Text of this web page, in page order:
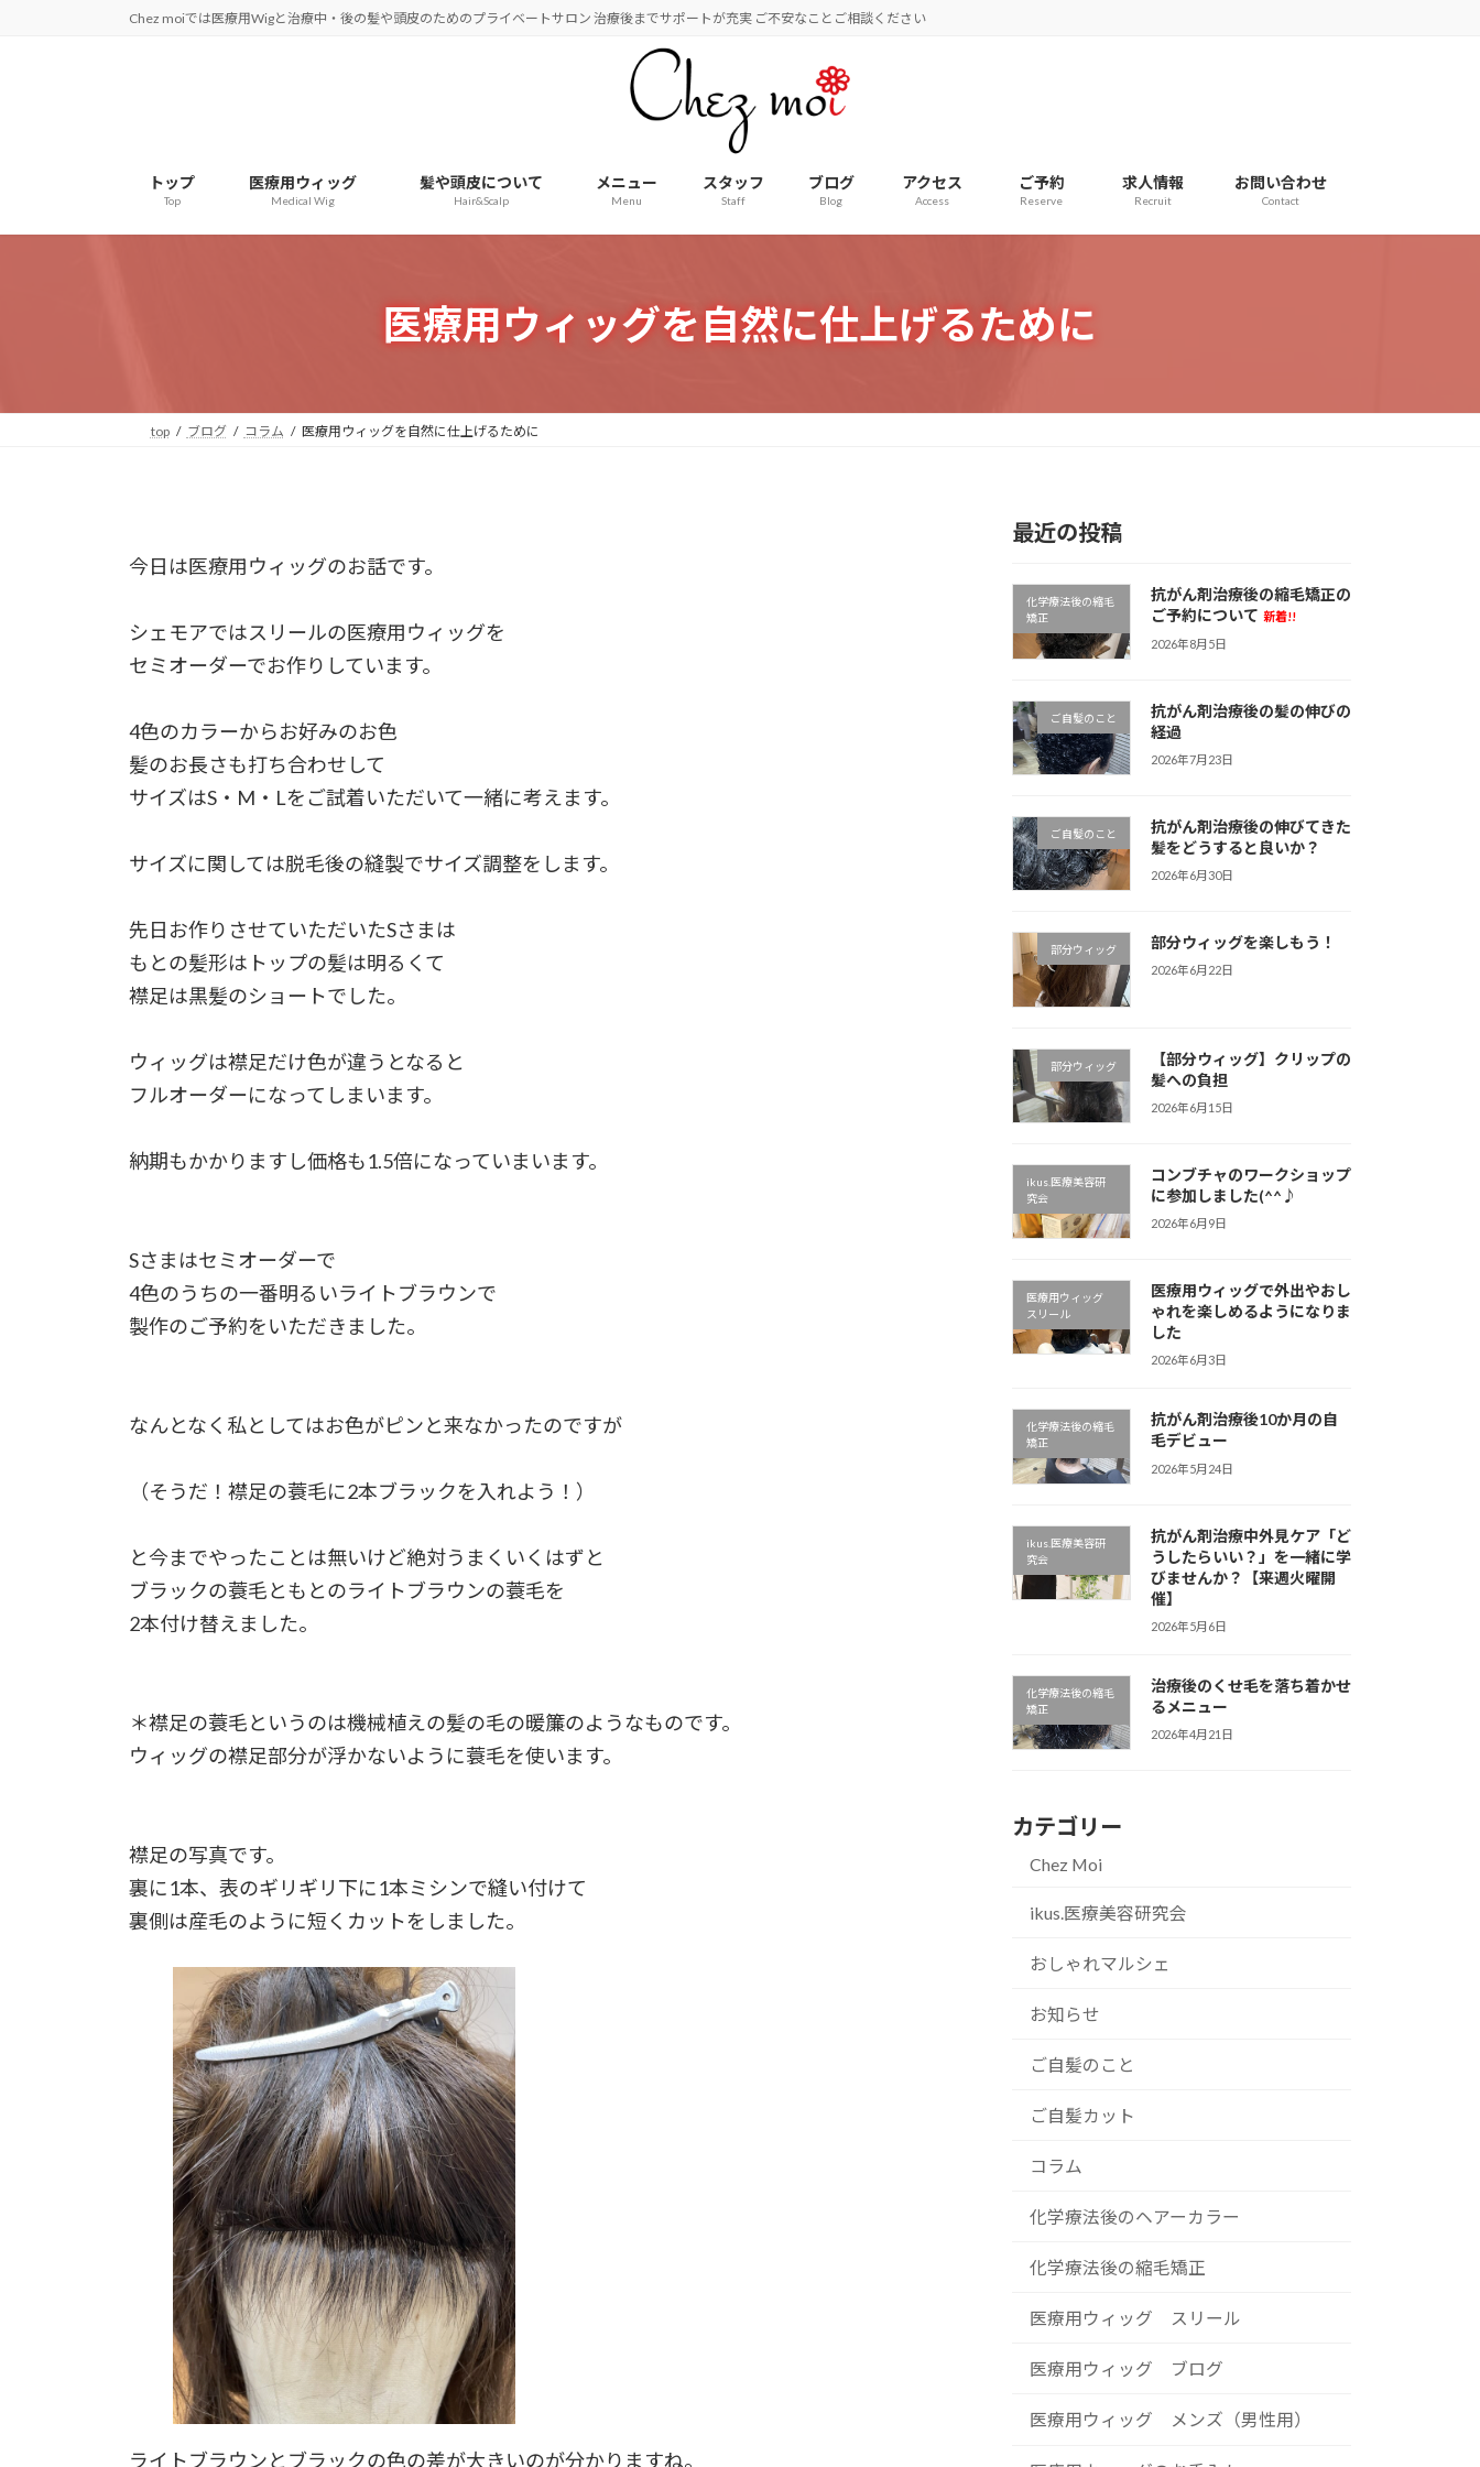
Chez moiでは医療用Wigと治療中・後の髪や頭皮のためのプライベートサロン 治療後までサポートが充実 ご不安なことご相談ください
トップ
Top
医療用ウィッグ
Medical Wig
髪や頭皮について
Hair&Scalp
メニュー
Menu
スタッフ
Staff
ブログ
Blog
アクセス
Access
ご予約
Reserve
求人情報
Recruit
お問い合わせ
Contact
医療用ウィッグを自然に仕上げるために
top ブログ コラム 医療用ウィッグを自然に仕上げるために
今日は医療用ウィッグのお話です。
シェモアではスリールの医療用ウィッグを
セミオーダーでお作りしています。
4色のカラーからお好みのお色
髪のお長さも打ち合わせして
サイズはS・M・Lをご試着いただいて一緒に考えます。
サイズに関しては脱毛後の縫製でサイズ調整をします。
先日お作りさせていただいたSさまは
もとの髪形はトップの髪は明るくて
襟足は黒髪のショートでした。
ウィッグは襟足だけ色が違うとなると
フルオーダーになってしまいます。
納期もかかりますし価格も1.5倍になっていまいます。
Sさまはセミオーダーで
4色のうちの一番明るいライトブラウンで
製作のご予約をいただきました。
なんとなく私としてはお色がピンと来なかったのですが
（そうだ！襟足の蓑毛に2本ブラックを入れよう！）
と今までやったことは無いけど絶対うまくいくはずと
ブラックの蓑毛ともとのライトブラウンの蓑毛を
2本付け替えました。
＊襟足の蓑毛というのは機械植えの髪の毛の暖簾のようなものです。
ウィッグの襟足部分が浮かないように蓑毛を使います。
襟足の写真です。
裏に1本、表のギリギリ下に1本ミシンで縫い付けて
裏側は産毛のように短くカットをしました。
ライトブラウンとブラックの色の差が大きいのが分かりますね。
最近の投稿
化学療法後の縮毛
矯正
抗がん剤治療後の縮毛矯正の
ご予約について 新着!!
2026年8月5日
ご自髪のこと
抗がん剤治療後の髪の伸びの
経過
2026年7月23日
ご自髪のこと
抗がん剤治療後の伸びてきた
髪をどうすると良いか？
2026年6月30日
部分ウィッグ 部分ウィッグを楽しもう！
2026年6月22日
部分ウィッグ
【部分ウィッグ】クリップの
髪への負担
2026年6月15日
ikus.医療美容研
究会
コンブチャのワークショップ
に参加しました(^^♪
2026年6月9日
医療用ウィッグ
スリール
医療用ウィッグで外出やおし
ゃれを楽しめるようになりま
した
2026年6月3日
化学療法後の縮毛
矯正
抗がん剤治療後10か月の自
毛デビュー
2026年5月24日
ikus.医療美容研
究会
抗がん剤治療中外見ケア「ど
うしたらいい？」を一緒に学
びませんか？【来週火曜開
催】
2026年5月6日
化学療法後の縮毛
矯正
治療後のくせ毛を落ち着かせ
るメニュー
2026年4月21日
カテゴリー
Chez Moi
ikus.医療美容研究会
おしゃれマルシェ
お知らせ
ご自髪のこと
ご自髪カット
コラム
化学療法後のヘアーカラー
化学療法後の縮毛矯正
医療用ウィッグ スリール
医療用ウィッグ ブログ
医療用ウィッグ メンズ（男性用）